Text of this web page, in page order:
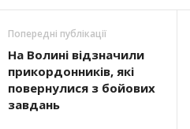
Попередні публікації
На Волині відзначили
прикордонників, які
повернулися з бойових
завдань